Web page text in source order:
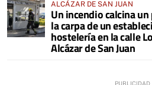
ALCÁZAR DE SAN JUAN
Un incendio calcina
la carpa de un
hostelería en la calle
Alcázar de San Juan